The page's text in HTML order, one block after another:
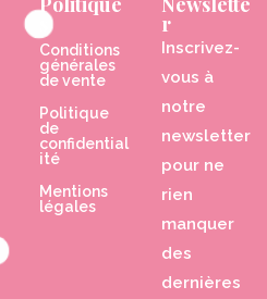
Conditions
générales
de vente
Politique
de
confidential
ité
Mentions
légales
r
Inscrivez-
vous à
notre
newsletter
pour ne
rien
manquer
des
dernières